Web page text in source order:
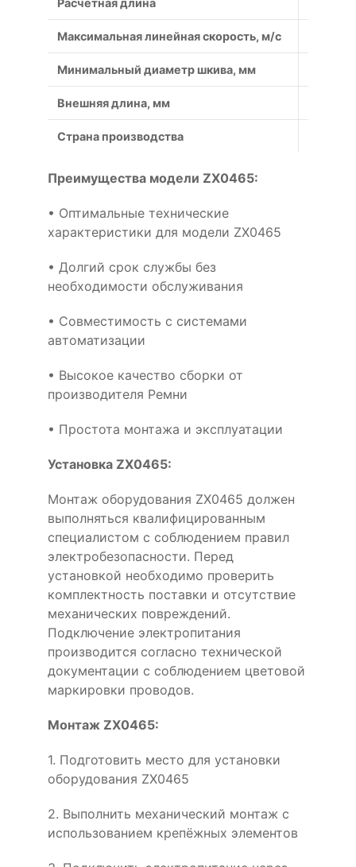
Расчётная длина
Максимальная линейная скорость, м/с
Минимальный диаметр шкива, мм
Внешняя длина, мм
Страна производства
Преимущества модели ZX0465:
• Оптимальные технические
характеристики для модели ZX0465
• Долгий срок службы без
необходимости обслуживания
• Совместимость с системами
автоматизации
• Высокое качество сборки от
производителя Ремни
• Простота монтажа и эксплуатации
Установка ZX0465:
Монтаж оборудования ZX0465 должен
выполняться квалифицированным
специалистом с соблюдением правил
электробезопасности. Перед
установкой необходимо проверить
комплектность поставки и отсутствие
механических повреждений.
Подключение электропитания
производится согласно технической
документации с соблюдением цветовой
маркировки проводов.
Монтаж ZX0465:
1. Подготовить место для установки
оборудования ZX0465
2. Выполнить механический монтаж с
использованием крепёжных элементов